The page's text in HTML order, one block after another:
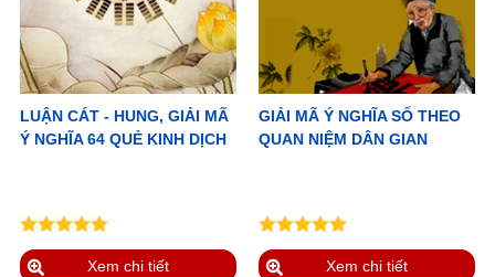
LUẬN CÁT - HUNG, GIẢI MÃ
Ý NGHĨA 64 QUẺ KINH DỊCH
Xem chi tiết
GIẢI MÃ Ý NGHĨA SỐ THEO
QUAN NIỆM DÂN GIAN
Xem chi tiết